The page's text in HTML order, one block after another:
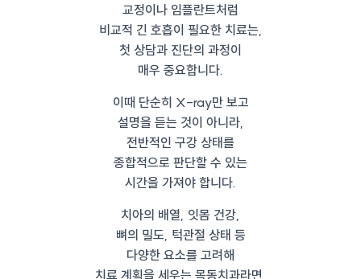
교정이나 임플란트처럼
비교적 긴 호흡이 필요한 치료는,
첫 상담과 진단의 과정이
매우 중요합니다.
이때 단순히 X-ray만 보고
설명을 듣는 것이 아니라,
전반적인 구강 상태를
종합적으로 판단할 수 있는
시간을 가져야 합니다.
치아의 배열, 잇몸 건강,
뼈의 밀도, 턱관절 상태 등
다양한 요소를 고려해
치료 계획을 세우는 목동치과라면,